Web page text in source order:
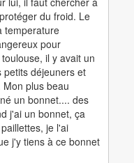
du froid. Le
temperature
pour
il y avait un
petits déjeuners et
plus beau
un bonnet.... des
j'ai un bonnet, ça
je l'ai
j'y tiens à ce bonnet